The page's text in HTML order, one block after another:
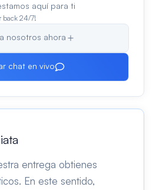
aquí para ti
back 24/7!
nosotros ahora
chat en vivo
entrega obtienes
En este sentido,